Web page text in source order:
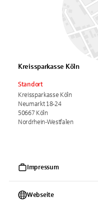
Kreissparkasse Köln
Standort
Kreissparkasse Köln
Neumarkt 18-24
50667 Köln
Nordrhein-Westfalen
Impressum
Webseite